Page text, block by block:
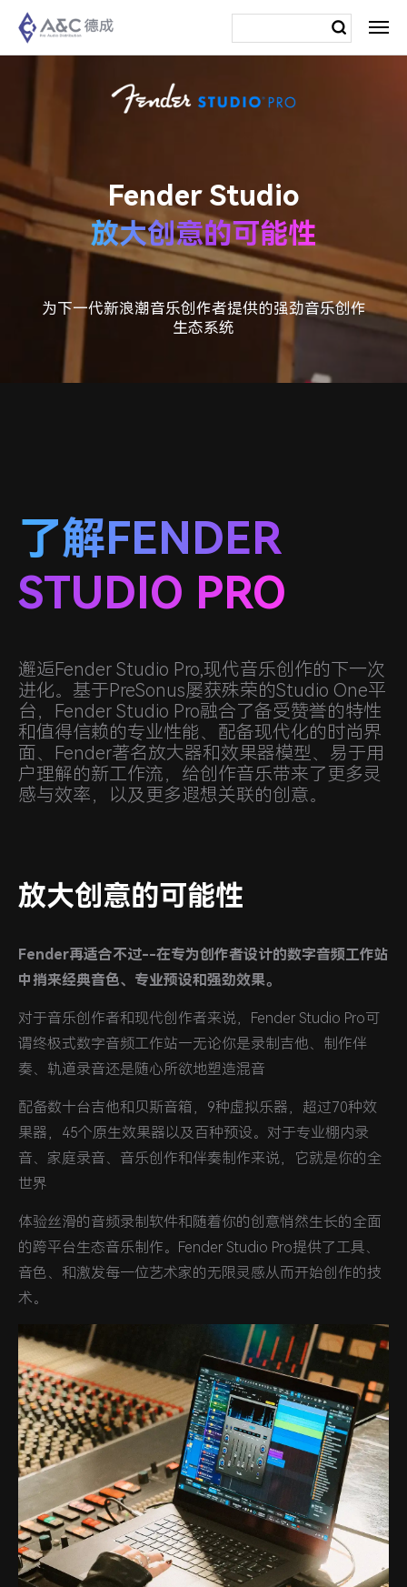
Fender Studio
放大创意的可能性
为下一代新浪潮音乐创作者提供的强劲音乐创作
生态系统
了解FENDER
STUDIO PRO
邂逅Fender Studio Pro,现代音乐创作的下一次
进化。基于PreSonus屡获殊荣的Studio One平
台，Fender Studio Pro融合了备受赞誉的特性
和值得信赖的专业性能、配备现代化的时尚界
面、Fender著名放大器和效果器模型、易于用
户理解的新工作流，给创作音乐带来了更多灵
感与效率，以及更多遐想关联的创意。
放大创意的可能性
Fender再适合不过--在专为创作者设计的数字音频工作站
中捎来经典音色、专业预设和强劲效果。
对于音乐创作者和现代创作者来说，Fender Studio Pro可
谓终极式数字音频工作站—无论你是录制吉他、制作伴
奏、轨道录音还是随心所欲地塑造混音
配备数十台吉他和贝斯音箱，9种虚拟乐器，超过70种效
果器，45个原生效果器以及百种预设。对于专业棚内录
音、家庭录音、音乐创作和伴奏制作来说，它就是你的全
世界
体验丝滑的音频录制软件和随着你的创意悄然生长的全面
的跨平台生态音乐制作。Fender Studio Pro提供了工具、
音色、和激发每一位艺术家的无限灵感从而开始创作的技
术。